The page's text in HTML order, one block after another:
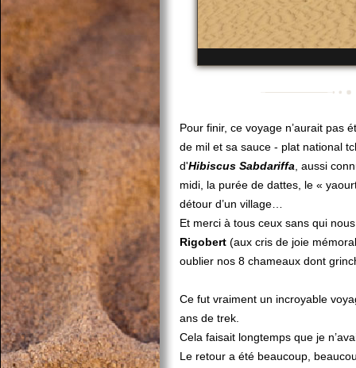
Pour finir, ce voyage n’aurait pas
de mil et sa sauce - plat national
d'Hibiscus Sabdariffa , aussi
midi, la purée de dattes, le «
détour d’un village…
Et merci à tous ceux sans qui
Rigobert (aux cris de joie
oublier nos 8 chameaux dont
Ce fut vraiment un incroyable
ans de trek.
Cela faisait longtemps que je
Le retour a été beaucoup,